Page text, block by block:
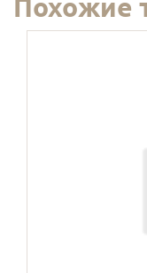
Похожие